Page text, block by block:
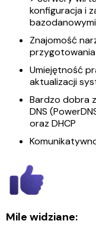
konfiguracja i
bazodanowymi
Znajomość
Umiejętność
aktualizacji
Bardzo dobra
DNS
oraz DHCP
Mile widziane: